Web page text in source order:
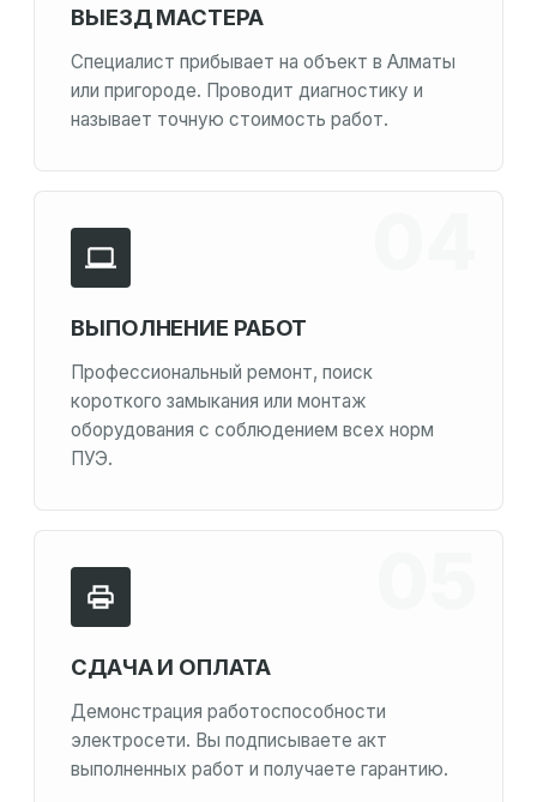
ВЫЕЗД МАСТЕРА
Специалист прибывает на объект в Алматы
или пригороде. Проводит диагностику и
называет точную стоимость работ.
ВЫПОЛНЕНИЕ РАБОТ
Профессиональный ремонт, поиск
короткого замыкания или монтаж
оборудования с соблюдением всех норм
ПУЭ.
СДАЧА И ОПЛАТА
Демонстрация работоспособности
электросети. Вы подписываете акт
выполненных работ и получаете гарантию.